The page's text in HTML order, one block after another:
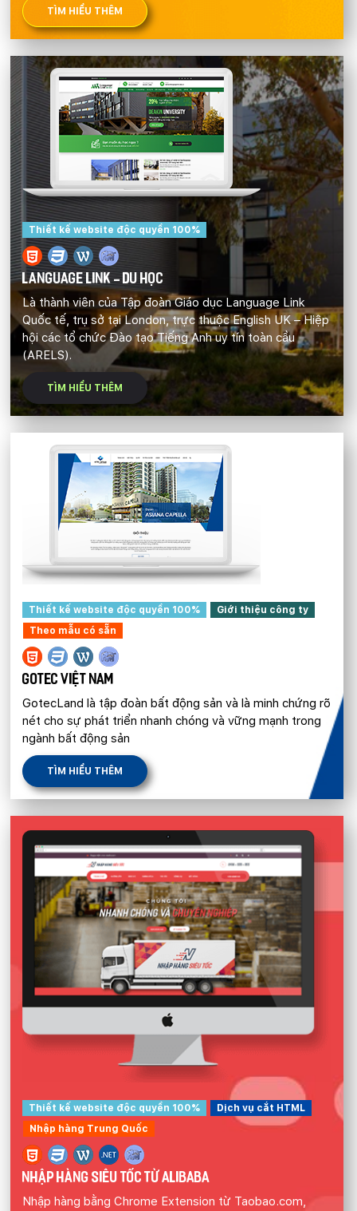
TÌM HIỂU THÊM
Thiết kế website độc quyền 100%
LANGUAGE LINK - DU HỌC
Là thành viên của Tập đoàn Giáo dục Language Link
Quốc tế, trụ sở tại London, trực thuộc English UK – Hiệp
hội các tổ chức Đào tạo Tiếng Anh uy tín toàn cầu
(ARELS).
TÌM HIỂU THÊM
Thiết kế website độc quyền 100%
Giới thiệu công ty
Theo mẫu có sẵn
GOTEC VIỆT NAM
GotecLand là tập đoàn bất động sản và là minh chứng rõ
nét cho sự phát triển nhanh chóng và vững mạnh trong
ngành bất động sản
TÌM HIỂU THÊM
Thiết kế website độc quyền 100%
Dịch vụ cắt HTML
Nhập hàng Trung Quốc
NHẬP HÀNG SIÊU TỐC TỪ ALIBABA
Nhập hàng bằng Chrome Extension từ Taobao.com,